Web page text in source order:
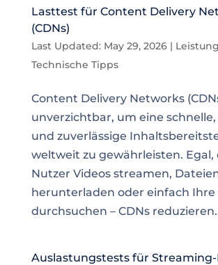
Lasttest für Content Delivery
(CDNs)
Last Updated: May 29, 2026|
Technische Tipps
Content Delivery Networks
unverzichtbar, um eine
und zuverlässige
weltweit zu gewährleisten. Egal,
Nutzer Videos streamen,
herunterladen oder einfach Ihre
durchsuchen – CDNs
Auslastungstests für